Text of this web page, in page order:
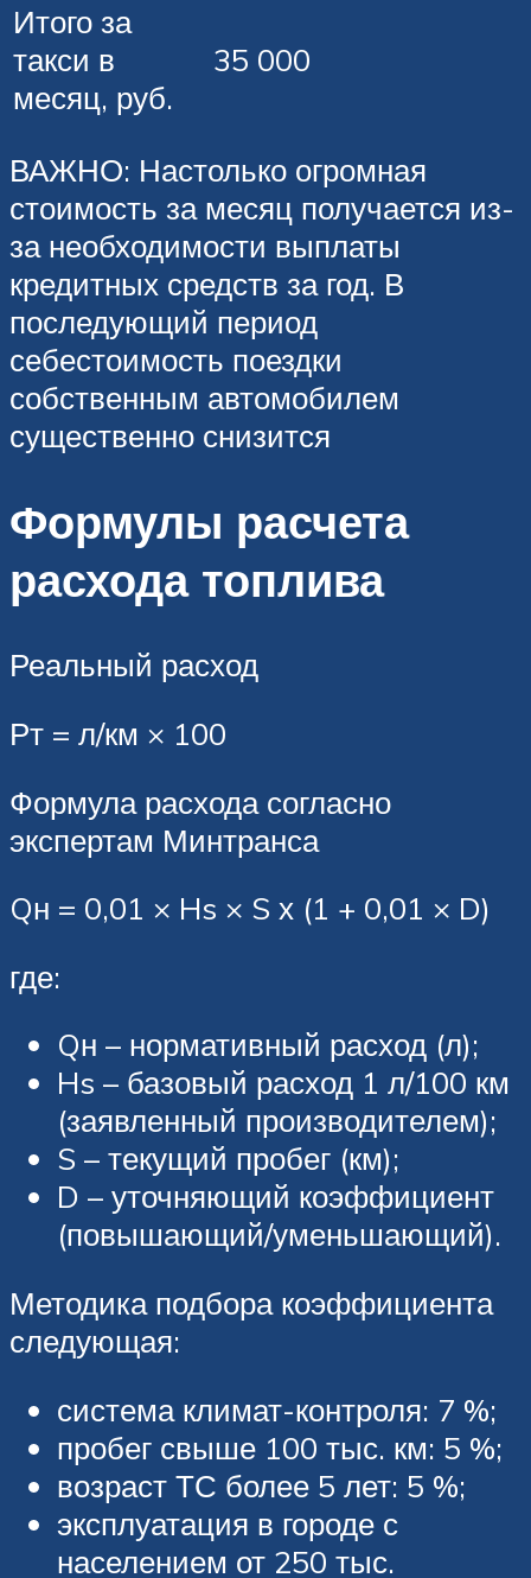
Итого за
такси в
месяц, руб.
35 000
ВАЖНО: Настолько огромная
стоимость за месяц получается из-
за необходимости выплаты
кредитных средств за год. В
последующий период
себестоимость поездки
собственным автомобилем
существенно снизится
Формулы расчета
расхода топлива
Реальный расход
Рт = л/км × 100
Формула расхода согласно
экспертам Минтранса
Qн = 0,01 × Hs × S х (1 + 0,01 × D)
где:
Qн – нормативный расход (л);
Hs – базовый расход 1 л/100 км
(заявленный производителем);
S – текущий пробег (км);
D – уточняющий коэффициент
(повышающий/уменьшающий).
Методика подбора коэффициента
следующая:
система климат-контроля: 7 %;
пробег свыше 100 тыс. км: 5 %;
возраст ТС более 5 лет: 5 %;
эксплуатация в городе с
населением от 250 тыс.